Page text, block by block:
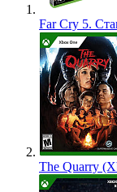
Far Cry 5.
The Quarry